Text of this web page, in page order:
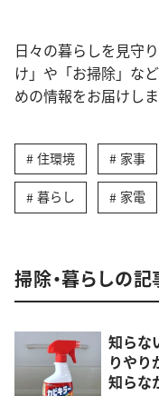
日々の暮らしを見守
け」や「お掃除」な
めの情報をお届けしま
住環境 家事
暮らし 家電
掃除・暮らしの
知らな
りやり
知らな